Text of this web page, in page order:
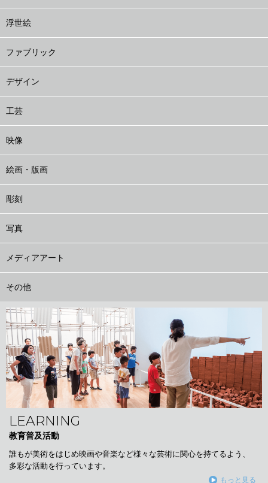
浮世絵
ファブリック
デザイン
工芸
映像
絵画・版画
彫刻
写真
メディアアート
その他
LEARNING
教育普及活動
誰もが美術をはじめ映画や音楽など様々な芸術に関心を持てるよう、
多彩な活動を行っています。
もっと見る